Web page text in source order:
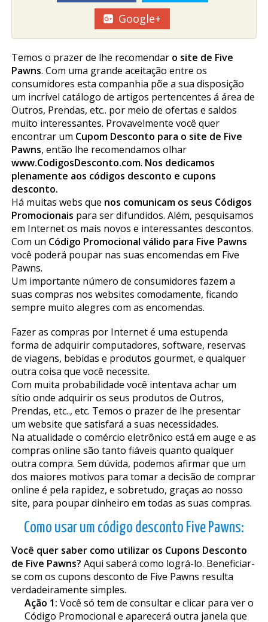
Google+
Temos o prazer de lhe recomendar o site de Five
Pawns. Com uma grande aceitação entre os
consumidores esta companhia põe a sua disposição
um incrível catálogo de artigos pertencentes á área de
Outros, Prendas, etc.. por meio de ofertas e saldos
muito interessantes. Provavelmente você quer
encontrar um Cupom Desconto para o site de Five
Pawns, então lhe recomendamos olhar
www.CodigosDesconto.com. Nos dedicamos
plenamente aos códigos desconto e cupons
desconto.
Há muitas webs que nos comunicam os seus Códigos
Promocionais para ser difundidos. Além, pesquisamos
em Internet os mais novos e interessantes descontos.
Com un Código Promocional válido para Five Pawns
você poderá poupar nas suas encomendas em Five
Pawns.
Um importante número de consumidores fazem a
suas compras nos websites comodamente, ficando
sempre muito alegres com as encomendas.
Fazer as compras por Internet é uma estupenda
forma de adquirir computadores, software, reservas
de viagens, bebidas e produtos gourmet, e qualquer
outra coisa que você necessite.
Com muita probabilidade você intentava achar um
sítio onde adquirir os seus produtos de Outros,
Prendas, etc.., etc. Temos o prazer de lhe presentar
um website que satisfará a suas necessidades.
Na atualidade o comércio eletrônico está em auge e as
compras online são tanto fiáveis quanto qualquer
outra compra. Sem dúvida, podemos afirmar que um
dos maiores motivos para tomar a decisão de comprar
online é pela rapidez, e sobretudo, graças ao nosso
site, para poupar dinheiro em todas as suas compras.
Como usar um código desconto Five Pawns:
Você quer saber como utilizar os Cupons Desconto
de Five Pawns? Aqui saberá como lográ-lo. Beneficiar-
se com os cupons desconto de Five Pawns resulta
verdadeiramente simples.
Ação 1: Você só tem de consultar e clicar para ver o
Código Promocional e aparecerá outra janela que